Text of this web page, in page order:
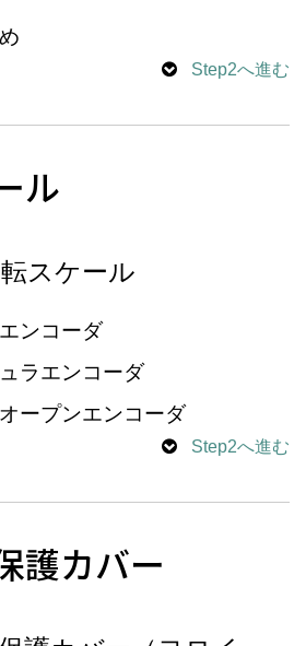
Step2へ進む
ル
スケール
ンコーダ
ラエンコーダ
ープンエンコーダ
Step2へ進む
護カバー